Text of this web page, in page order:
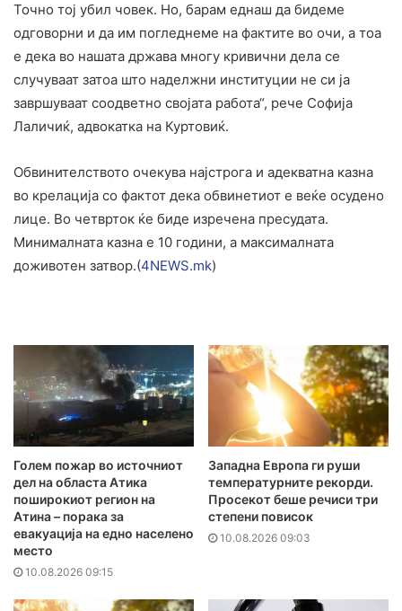
Точно тој убил човек. Но, барам еднаш да бидеме
одговорни и да им погледнеме на фактите во очи, а тоа
е дека во нашата држава многу кривични дела се
случуваат затоа што наделжни институции не си ја
завршуваат соодветно својата работа“, рече Софија
Лаличиќ, адвокатка на Куртовиќ.
Обвинителството очекува најстрога и адекватна казна
во крелација со фактот дека обвинетиот е веќе осудено
лице. Во четврток ќе биде изречена пресудата.
Минималната казна е 10 години, а максималната
доживотен затвор.(4NEWS.mk)
Голем пожар во источниот
дел на областа Атика
поширокиот регион на
Атина – порака за
евакуација на едно населено
место
10.08.2026 09:15
Западна Европа ги руши
температурните рекорди.
Просекот беше речиси три
степени повисок
10.08.2026 09:03